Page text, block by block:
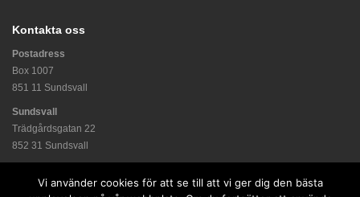
Kontakta oss
Postadress
Box 1007
851 11 Sundsvall
Sundsvall
Trädgårdsgatan 22
852 31 Sundsvall
info@rezon.se
Vi använder cookies för att se till att vi ger dig den bästa